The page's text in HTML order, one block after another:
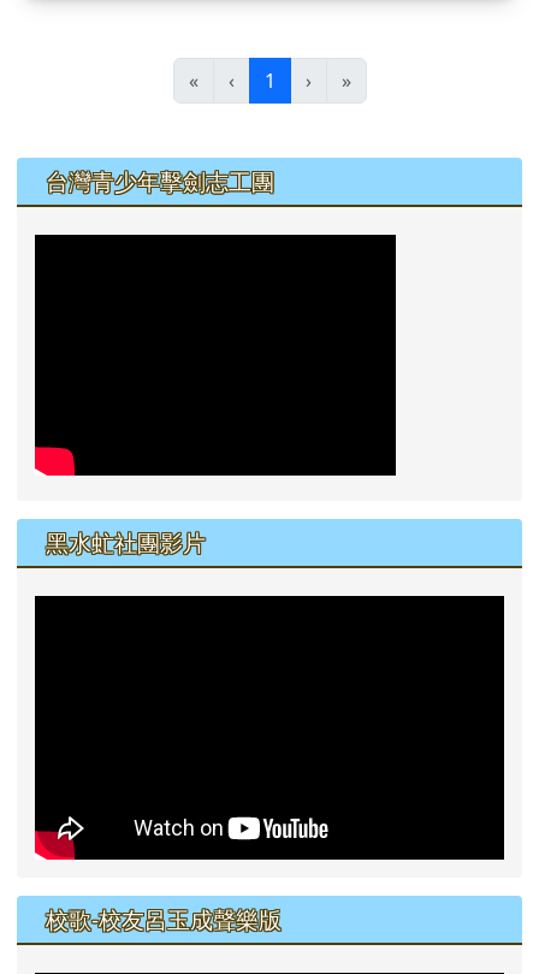
« ‹ 1 (目前頁次)
› »
左邊區域內容
台灣青少年擊劍志工團
黑水虻社團影片
校歌-校友呂玉成聲樂版